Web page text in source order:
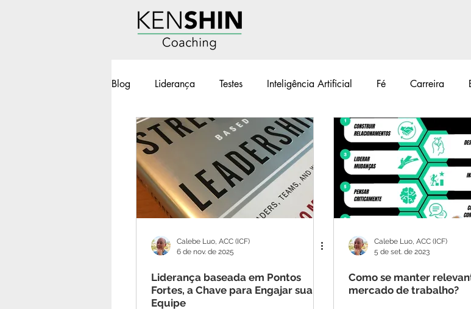
Blog Liderança Testes Inteligência Artificial Fé Carreira
Workshops Geek e Pop Acontece Livros #34Lentes
BOT - Brilho nos Olhos no Trabalho Primeiros Passos
Calebe Luo, ACC (ICF)
6 de nov. de 2025
Liderança baseada em Pontos
Fortes, a Chave para Engajar sua
Equipe
Calebe Luo, ACC (ICF)
5 de set. de 2023
Como se manter
mercado de trabalho?